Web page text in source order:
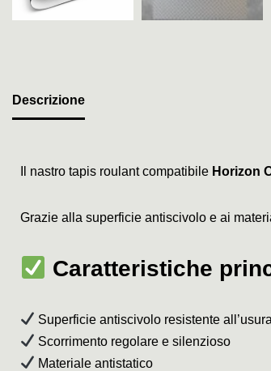
Descrizione
Il nastro tapis roulant compatibile Horizon
Grazie alla superficie antiscivolo e ai
Caratteristiche
Superficie antiscivolo resistente all’usura
Scorrimento regolare e silenzioso
Materiale antistatico